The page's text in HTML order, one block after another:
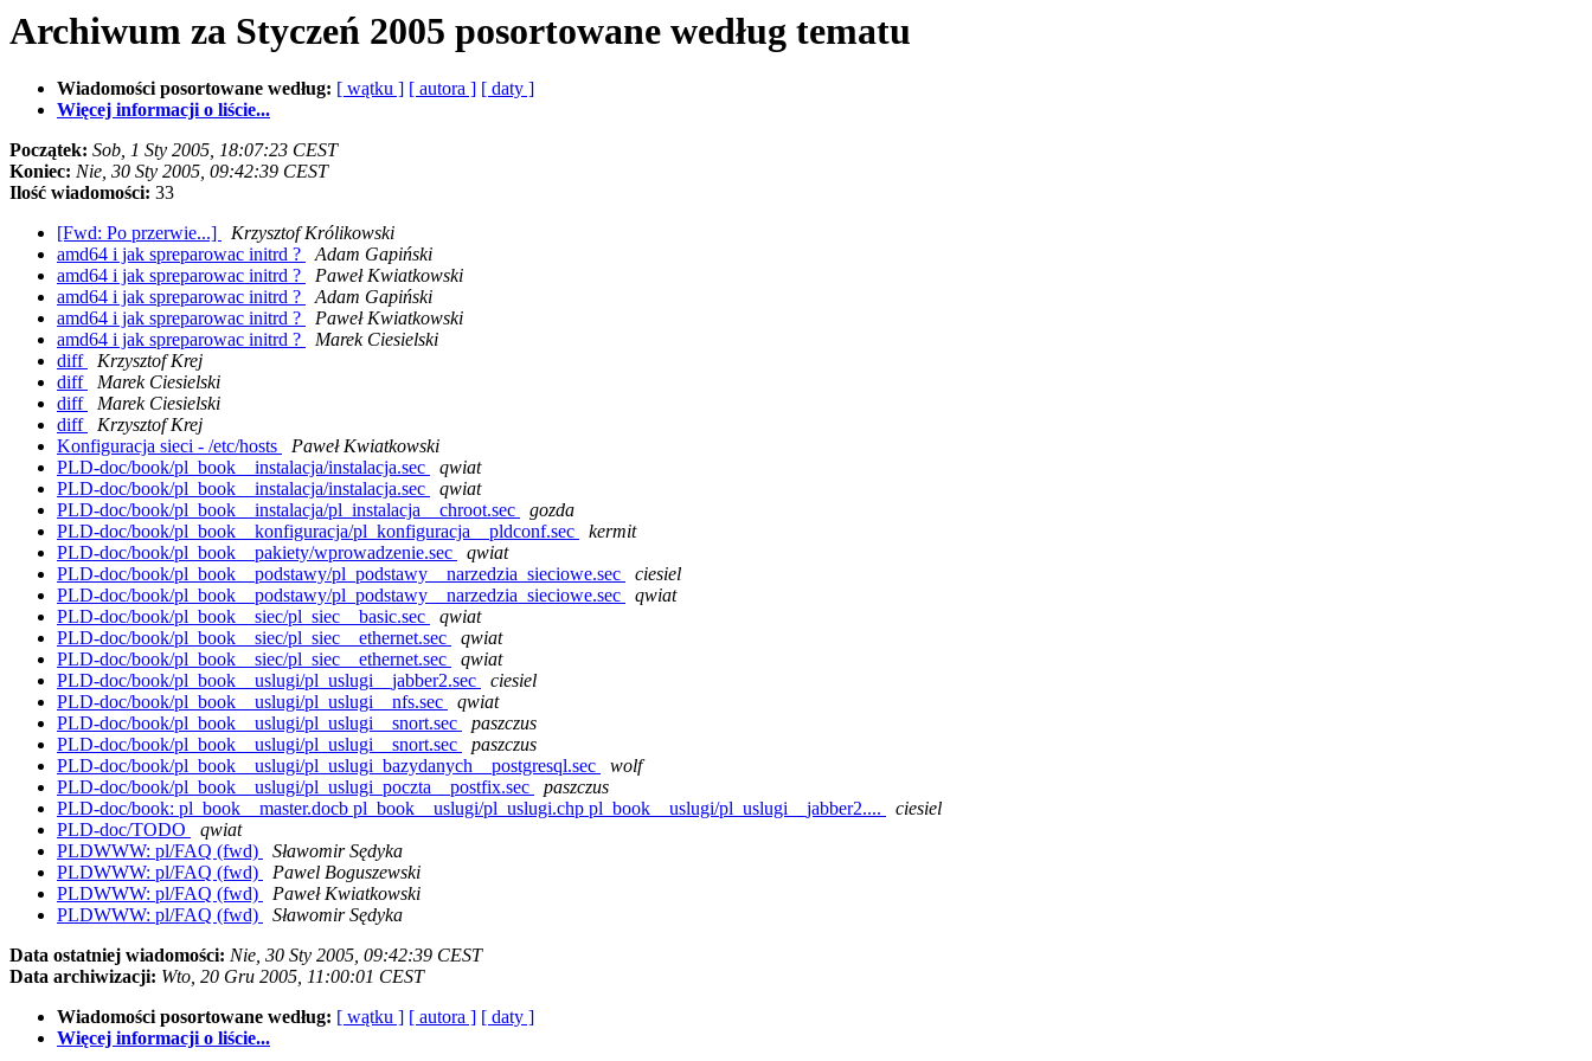
Archiwum za Styczeń 2005 posortowane według tematu
Wiadomości posortowane według: [ wątku ] [ autora ] [ daty ]
Więcej informacji o liście...
Początek: Sob, 1 Sty 2005, 18:07:23 CEST
Koniec: Nie, 30 Sty 2005, 09:42:39 CEST
Ilość wiadomości: 33
[Fwd: Po przerwie...]
Krzysztof Królikowski
amd64 i jak spreparowac initrd ?
Adam Gapiński
amd64 i jak spreparowac initrd ?
Paweł Kwiatkowski
amd64 i jak spreparowac initrd ?
Adam Gapiński
amd64 i jak spreparowac initrd ?
Paweł Kwiatkowski
amd64 i jak spreparowac initrd ?
Marek Ciesielski
diff
Krzysztof Krej
diff
Marek Ciesielski
diff
Marek Ciesielski
diff
Krzysztof Krej
Konfiguracja sieci - /etc/hosts
Paweł Kwiatkowski
PLD-doc/book/pl_book__instalacja/instalacja.sec
qwiat
PLD-doc/book/pl_book__instalacja/instalacja.sec
qwiat
PLD-doc/book/pl_book__instalacja/pl_instalacja__chroot.sec
gozda
PLD-doc/book/pl_book__konfiguracja/pl_konfiguracja__pldconf.sec
kermit
PLD-doc/book/pl_book__pakiety/wprowadzenie.sec
qwiat
PLD-doc/book/pl_book__podstawy/pl_podstawy__narzedzia_sieciowe.sec
ciesiel
PLD-doc/book/pl_book__podstawy/pl_podstawy__narzedzia_sieciowe.sec
qwiat
PLD-doc/book/pl_book__siec/pl_siec__basic.sec
qwiat
PLD-doc/book/pl_book__siec/pl_siec__ethernet.sec
qwiat
PLD-doc/book/pl_book__siec/pl_siec__ethernet.sec
qwiat
PLD-doc/book/pl_book__uslugi/pl_uslugi__jabber2.sec
ciesiel
PLD-doc/book/pl_book__uslugi/pl_uslugi__nfs.sec
qwiat
PLD-doc/book/pl_book__uslugi/pl_uslugi__snort.sec
paszczus
PLD-doc/book/pl_book__uslugi/pl_uslugi__snort.sec
paszczus
PLD-doc/book/pl_book__uslugi/pl_uslugi_bazydanych__postgresql.sec
wolf
PLD-doc/book/pl_book__uslugi/pl_uslugi_poczta__postfix.sec
paszczus
PLD-doc/book: pl_book__master.docb pl_book__uslugi/pl_uslugi.chp pl_book__uslugi/pl_uslugi__jabber2....
ciesiel
PLD-doc/TODO
qwiat
PLDWWW: pl/FAQ (fwd)
Sławomir Sędyka
PLDWWW: pl/FAQ (fwd)
Pawel Boguszewski
PLDWWW: pl/FAQ (fwd)
Paweł Kwiatkowski
PLDWWW: pl/FAQ (fwd)
Sławomir Sędyka
Data ostatniej wiadomości: Nie, 30 Sty 2005, 09:42:39 CEST
Data archiwizacji: Wto, 20 Gru 2005, 11:00:01 CEST
Wiadomości posortowane według: [ wątku ] [ autora ] [ daty ]
Więcej informacji o liście...